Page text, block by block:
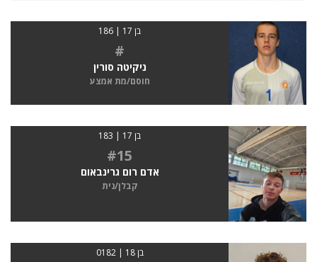
בן 17 | 186
#
ניקיטה סורין
חוסם/מת אמצע
בן 17 | 183
#15
אדם רום גרינבאום
קבלן/נית
בן 18 | 0182